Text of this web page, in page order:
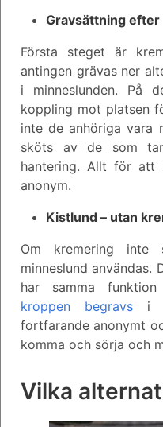
Gravsättning
Första steget är
antingen grävas ner
i minneslunden. På
koppling mot platsen
inte de anhöriga vara
sköts av de som
hantering. Allt för att
anonym.
Kistlund – utan
Om kremering
minneslund användas.
har samma
kroppen begravs i
fortfarande anonymt
komma och sörja och
Vilka